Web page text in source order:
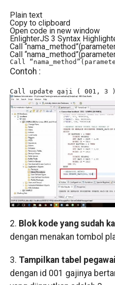
Plain text
Copy to clipboard
Open code in new window
EnlighterJS 3 Syntax
Call
Call
Call
Contoh :
Call update_gaji ( 001, 3
2. Blok kode yang sudah
dengan menakan tombol
3. Tampilkan tabel pegawai
dengan id 001 gajinya